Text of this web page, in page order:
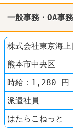
一般事務・OA事
株式会社東京海
熊本市中央区
時給：1,280 円
派遣社員
はたらこねっと